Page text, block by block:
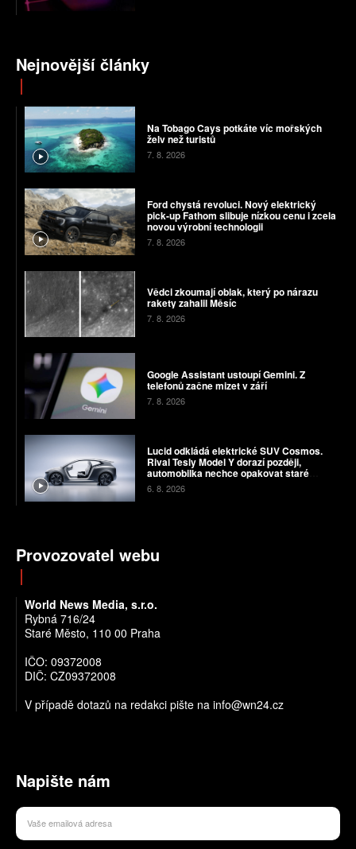
Nejnovější články
Na Tobago Cays potkáte víc mořských
želv než turistů
7. 8. 2026
Ford chystá revoluci. Nový elektrický
pick-up Fathom slibuje nízkou cenu i zcela
novou výrobní technologii
7. 8. 2026
Vědci zkoumají oblak, který po nárazu
rakety zahalil Měsíc
7. 8. 2026
Google Assistant ustoupí Gemini. Z
telefonů začne mizet v září
7. 8. 2026
Lucid odkládá elektrické SUV Cosmos.
Rival Tesly Model Y dorazí později,
automobilka nechce opakovat staré
chyby
6. 8. 2026
Provozovatel webu
World News Media, s.r.o.
Rybná 716/24
Staré Město, 110 00 Praha
IČO: 09372008
DIČ: CZ09372008
V případě dotazů na redakci pište na info@wn24.cz
Napište nám